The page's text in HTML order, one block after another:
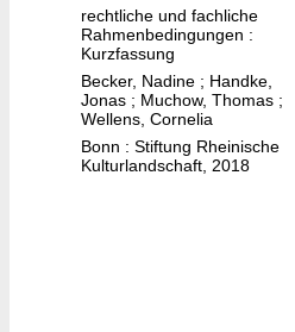
a
u
f
Z
e
i
rechtliche und fachliche
Rahmenbedingungen :
Kurzfassung
Becker, Nadine ; Handke,
Jonas ; Muchow, Thomas ;
Wellens, Cornelia
Bonn : Stiftung Rheinische
Kulturlandschaft, 2018